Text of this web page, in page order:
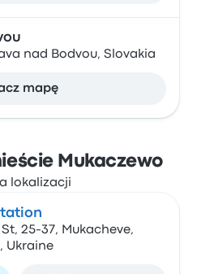
nad Bodvou, Slovakia
mapę
Mukaczewo
25-37, Mukacheve,
Ukraine